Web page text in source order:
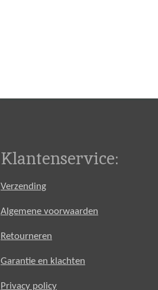
Klantenservice:
Verzending
Algemene voorwaarden
Retourneren
Garantie en klachten
Privacy policy